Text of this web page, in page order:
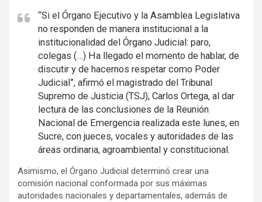
“Si el Órgano Ejecutivo y la Asamblea Legislativa
no responden de manera institucional a la
institucionalidad del Órgano Judicial: paro,
colegas (…) Ha llegado el momento de hablar, de
discutir y de hacernos respetar como Poder
Judicial”, afirmó el magistrado del Tribunal
Supremo de Justicia (TSJ), Carlos Ortega, al dar
lectura de las conclusiones de la Reunión
Nacional de Emergencia realizada este lunes, en
Sucre, con jueces, vocales y autoridades de las
áreas ordinaria, agroambiental y constitucional.
Asimismo, el Órgano Judicial determinó crear una
comisión nacional conformada por sus máximas
autoridades nacionales y departamentales, además de